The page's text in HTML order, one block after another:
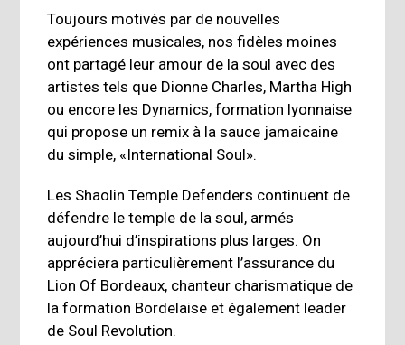
Toujours motivés par de nouvelles
expériences musicales, nos fidèles moines
ont partagé leur amour de la soul avec des
artistes tels que Dionne Charles, Martha High
ou encore les Dynamics, formation lyonnaise
qui propose un remix à la sauce jamaicaine
du simple, «International Soul».
Les Shaolin Temple Defenders continuent de
défendre le temple de la soul, armés
aujourd’hui d’inspirations plus larges. On
appréciera particulièrement l’assurance du
Lion Of Bordeaux, chanteur charismatique de
la formation Bordelaise et également leader
de Soul Revolution.